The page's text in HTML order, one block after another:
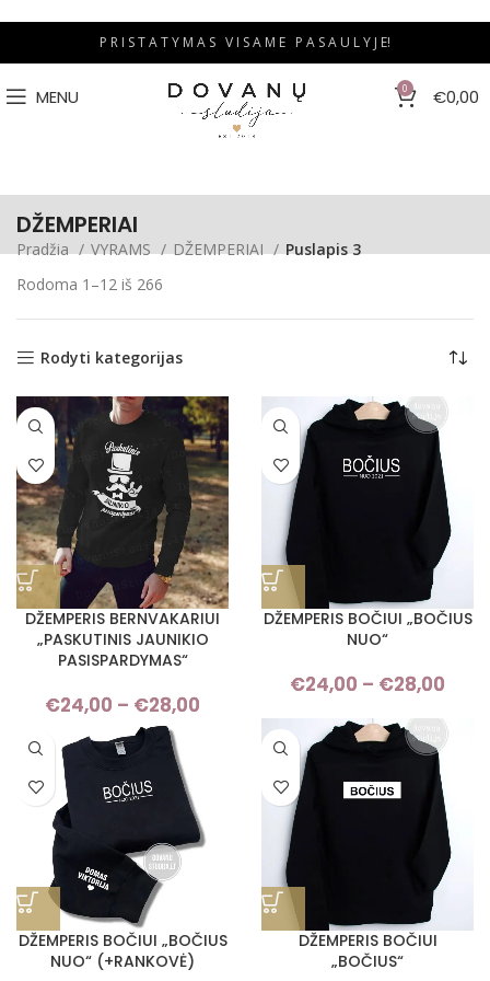
P R I S T A T Y M A S V I S A M E P A S A U L Y J E!
MENU 0 €0,00
DŽEMPERIAI
Pradžia VYRAMS DŽEMPERIAI
Puslapis 3
Rodoma 1–12 iš 266
Rodyti kategorijas
DŽEMPERIS BERNVAKARIUI
„PASKUTINIS JAUNIKIO
PASISPARDYMAS“
€24,00 – €28,00
range:
through
€28,00
DŽEMPERIS BOČIUI „BOČIUS
NUO“
€24,00 – €28,00
DŽEMPERIS BOČIUI „BOČIUS
NUO“ (+RANKOVĖ)
DŽEMPERIS BOČIUI
„BOČIUS“